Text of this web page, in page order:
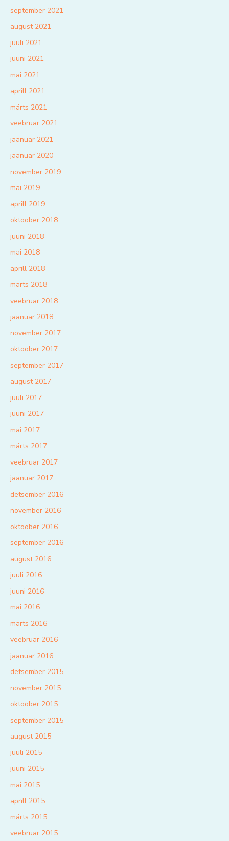
september 2021
august 2021
juuli 2021
juuni 2021
mai 2021
aprill 2021
märts 2021
veebruar 2021
jaanuar 2021
jaanuar 2020
november 2019
mai 2019
aprill 2019
oktoober 2018
juuni 2018
mai 2018
aprill 2018
märts 2018
veebruar 2018
jaanuar 2018
november 2017
oktoober 2017
september 2017
august 2017
juuli 2017
juuni 2017
mai 2017
märts 2017
veebruar 2017
jaanuar 2017
detsember 2016
november 2016
oktoober 2016
september 2016
august 2016
juuli 2016
juuni 2016
mai 2016
märts 2016
veebruar 2016
jaanuar 2016
detsember 2015
november 2015
oktoober 2015
september 2015
august 2015
juuli 2015
juuni 2015
mai 2015
aprill 2015
märts 2015
veebruar 2015